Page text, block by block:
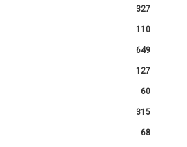
327
110
649
127
60
315
68